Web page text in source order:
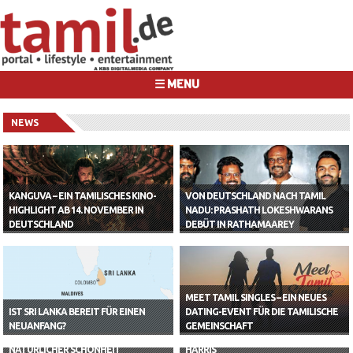
☰ MENU
NEWS
KANGUVA – EIN TAMILISCHES KINO-
HIGHLIGHT AB 14. NOVEMBER IN
DEUTSCHLAND
VON DEUTSCHLAND NACH TAMIL
NADU: PRASHATH LOKESHWARANS
DEBÜT IN RATHAMAAREY
IST SRI LANKA BEREIT FÜR EINEN
NEUANFANG?
MEET TAMIL SINGLES – EIN NEUES
DATING-EVENT FÜR DIE TAMILISCHE
GEMEINSCHAFT
TAMIL NADU: EIN MOSAIK AUS
KULTUR, KULTURERBE UND
NATÜRLICHER SCHÖNHEIT
INDIEN: VIEL INTERESSE FÜR
TAMILISCHE WURZELN VON KAMALA
HARRIS